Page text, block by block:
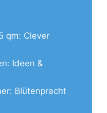
qm: Clever
Ideen &
Blütenpracht